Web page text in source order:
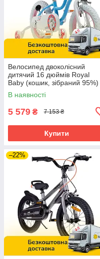
Велосипед двоколісний
дитячий 16 дюймів Royal
Baby (кошик, зібраний 95%)
Stargirl RB16G-1 З Синій
В наявності
5 579 ₴ 7 153 ₴
Купити
–22%